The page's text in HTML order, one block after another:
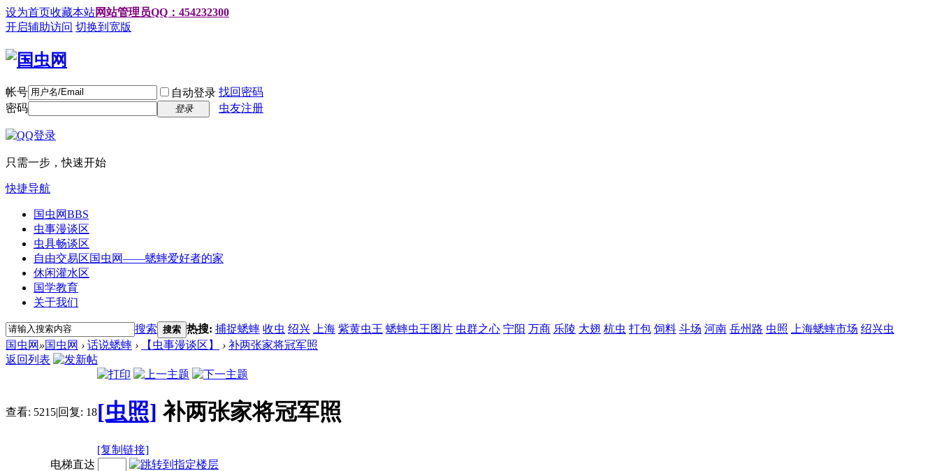
设为首页收藏本站网站管理员QQ：454232300
开启辅助访问 切换到宽版
帐号 自动登录 找回密码
密码
登录 虫友注册
只需一步，快速开始
快捷导航
国虫网BBS
虫事漫谈区
虫具畅谈区
自由交易区国虫网——蟋蟀爱好者的家
休闲灌水区
国学教育
关于我们
搜索 搜索 热搜: 捕捉蟋蟀 收虫 绍兴 上海 紫黄虫王 蟋蟀虫王图片 虫群之心 宁阳 万商 乐陵 大翅 杭虫 打包 饲料 斗场 河南 岳州路 虫照 上海蟋蟀市场 绍兴虫
国虫网 »国虫网 › 话说蟋蟀 › 【虫事漫谈区】 › 补两张家将冠军照
返回列表
查看: 5215|回复: 18[虫照] 补两张家将冠军照
[复制链接]
电梯直达